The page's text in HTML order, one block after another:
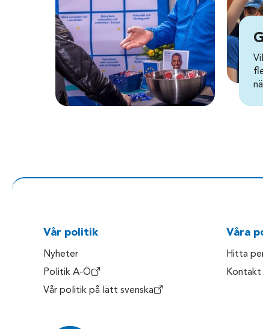
Vår politik
Nyheter
Politik A-Ö
Vår politik på lätt svenska
Våra
Hitta
Kontakt